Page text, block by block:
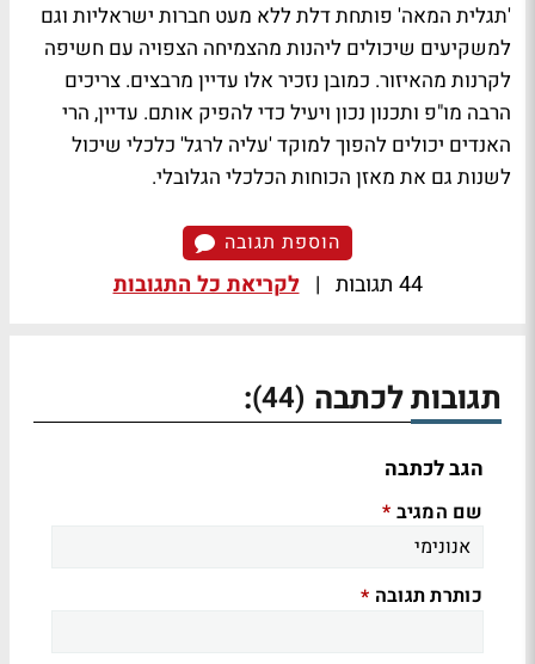
'תגלית המאה' פותחת דלת ללא מעט חברות ישראליות וגם
למשקיעים שיכולים ליהנות מהצמיחה הצפויה עם חשיפה
לקרנות מהאיזור. כמובן נזכיר אלו עדיין מרבצים. צריכים
הרבה מו"פ ותכנון נכון ויעיל כדי להפיק אותם. עדיין, הרי
האנדים יכולים להפוך למוקד 'עליה לרגל' כלכלי שיכול
לשנות גם את מאזן הכוחות הכלכלי הגלובלי.
הוספת תגובה
44 תגובות | לקריאת כל התגובות
תגובות לכתבה (44)
:
הגב לכתבה
שם המגיב *
כותרת תגובה *